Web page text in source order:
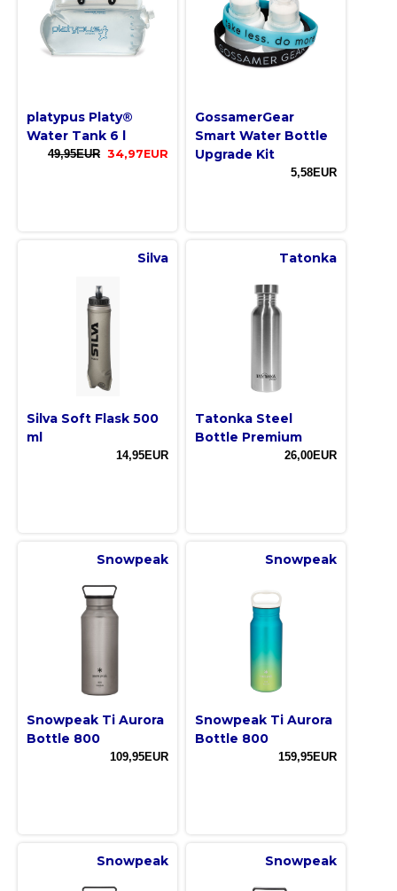
platypus Platy®
Water Tank 6 l
49,95EUR 34,97EUR
GossamerGear
Smart Water Bottle
Upgrade Kit
5,58EUR
Silva
Silva Soft Flask 500
ml
14,95EUR
Tatonka
Tatonka Steel
Bottle Premium
26,00EUR
Snowpeak
Snowpeak Ti Aurora
Bottle 800
109,95EUR
Snowpeak
Snowpeak Ti Aurora
Bottle 800
159,95EUR
Snowpeak Snowpeak